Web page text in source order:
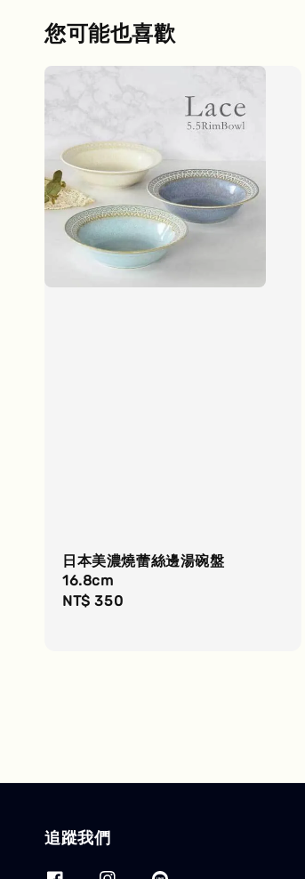
您可能也喜歡
日本美濃燒蕾絲邊湯碗盤
16.8cm
Regular
NT$ 350
追蹤我們